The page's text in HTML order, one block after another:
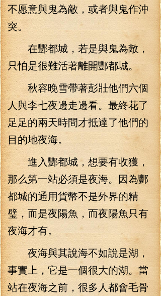
不愿意與鬼為敵，或者與鬼作沖
突。
在酆都城，若是與鬼為敵，
只怕是很難活著離開酆都城。
秋容晚雪帶著彭壯他們六個
人與李七夜邊走邊看。最終花了
足足的兩天時間才抵達了他們的
目的地夜海。
進入酆都城，想要有收獲，
那么第一站必須是夜海。因為酆
都城的通用貨幣不是外界的精
璧，而是夜陽魚，而夜陽魚只有
夜海才有。
夜海與其說海不如說是湖，
事實上，它是一個很大的湖。當
站在夜海之前，很多人都會毛骨